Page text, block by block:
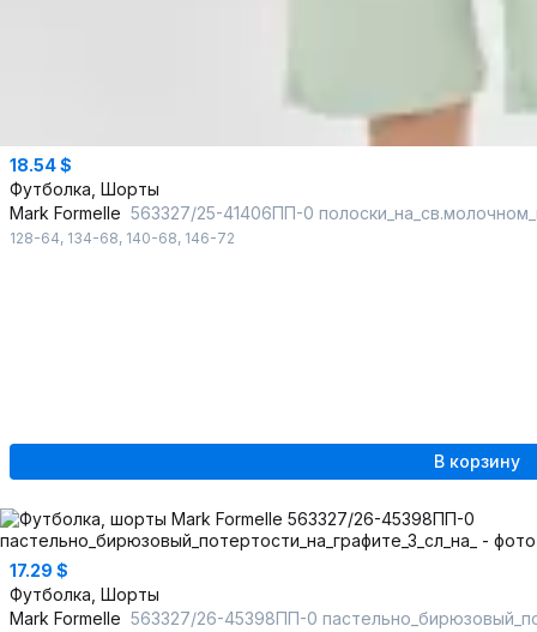
18.54 $
Футболка, Шорты
Mark Formelle 563327/25-41406ПП-0
128-64, 134-68, 140-68, 146-72
В корзину
17.29 $
Футболка, Шорты
Mark Formelle 563327/26-45398ПП-0